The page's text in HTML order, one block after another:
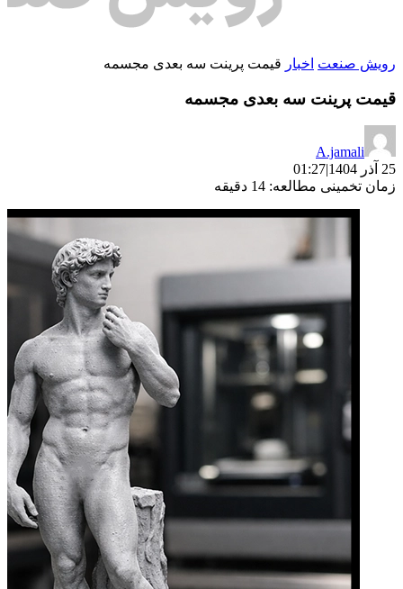
رویش صنعت اخبار قیمت پرینت سه بعدی مجسمه
قیمت پرینت سه بعدی مجسمه
A.jamali
25 آذر 1404
|
01:27
زمان تخمینی مطالعه: 14 دقیقه